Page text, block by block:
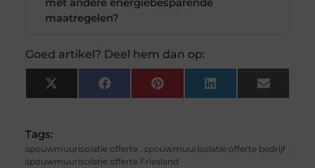
maatregelen?
Goed artikel? Deel hem dan op:
X
(Twitter)
FacebookPinterest LinkedIn Email
Tags:
spouwmuurisolatie offerte, spouwmuurisolatie offerte bedrijf,
spouwmuurisolatie offerte Friesland